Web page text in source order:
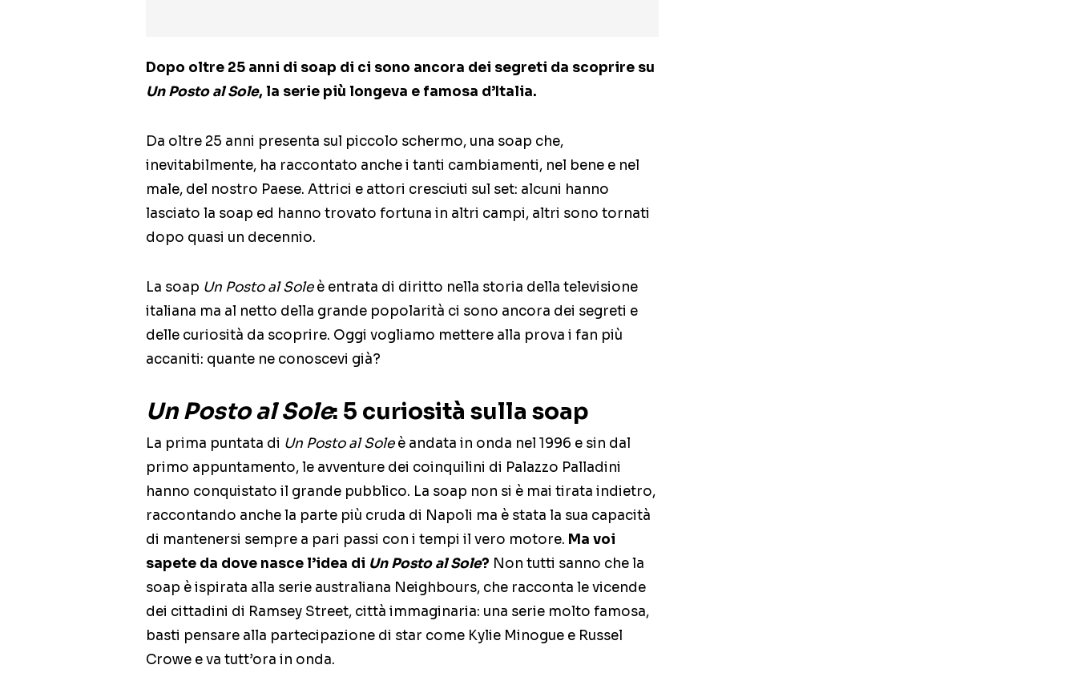
Dopo oltre 25 anni di soap di ci sono ancora dei segreti da scoprire su
Un Posto al Sole, la serie più longeva e famosa d’Italia.
Da oltre 25 anni presenta sul piccolo schermo, una soap che,
inevitabilmente, ha raccontato anche i tanti cambiamenti, nel bene e nel
male, del nostro Paese. Attrici e attori cresciuti sul set: alcuni hanno
lasciato la soap ed hanno trovato fortuna in altri campi, altri sono tornati
dopo quasi un decennio.
La soap Un Posto al Soleè entrata di diritto nella storia della televisione
italiana ma al netto della grande popolarità ci sono ancora dei segreti e
delle curiosità da scoprire. Oggi vogliamo mettere alla prova i fan più
accaniti: quante ne conoscevi già?
Un Posto al Sole: 5 curiosità sulla soap
La prima puntata di Un Posto al Soleè andata in onda nel 1996 e sin dal
primo appuntamento, le avventure dei coinquilini di Palazzo Palladini
hanno conquistato il grande pubblico. La soap non si è mai tirata indietro,
raccontando anche la parte più cruda di Napoli ma è stata la sua capacità
di mantenersi sempre a pari passi con i tempi il vero motore. Ma voi
sapete da dove nasce l’idea di Un Posto al Sole? Non tutti sanno che la
soap è ispirata alla serie australiana Neighbours, che racconta le vicende
dei cittadini di Ramsey Street, città immaginaria: una serie molto famosa,
basti pensare alla partecipazione di star come Kylie Minogue e Russel
Crowe e va tutt’ora in onda.